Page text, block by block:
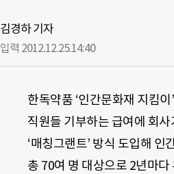
김경하 기자
입력 2012.12.25.14:40
한독약품 ‘인간문화재 지킴이
직원들 기부하는 급여에 회
‘매칭그랜트’ 방식 도입해 인
총 70여 명 대상으로 2년마다